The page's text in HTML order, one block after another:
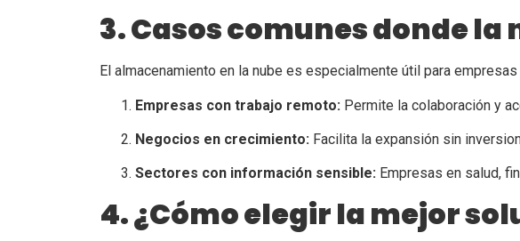
3. Casos comunes donde
El almacenamiento en la nube es especialmente útil para
Empresas con trabajo remoto: Permite la colaboración y
Negocios en crecimiento: Facilita la expansión sin
Sectores con información sensible: Empresas en salud,
4. ¿Cómo elegir la mejor